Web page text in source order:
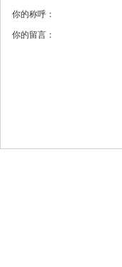
你的称呼：
你的留言：